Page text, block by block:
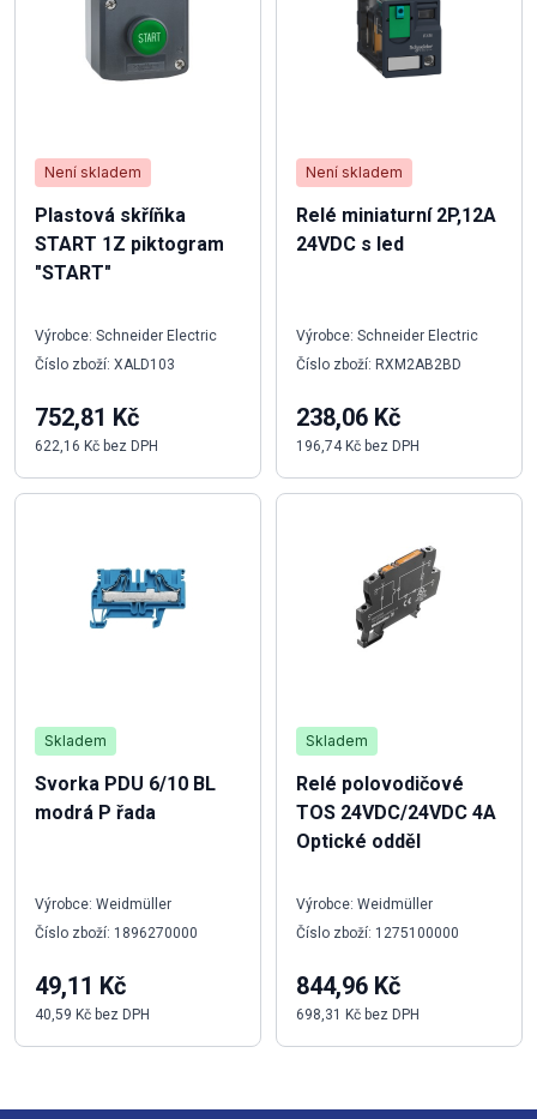
Není skladem
Plastová skříňka
START 1Z piktogram
"START"
Výrobce: Schneider Electric
Číslo zboží: XALD103
752,81 Kč
622,16 Kč bez DPH
Skladem
Svorka PDU 6/10 BL
modrá P řada
Výrobce: Weidmüller
Číslo zboží: 1896270000
49,11 Kč
40,59 Kč bez DPH
Není skladem
Relé miniaturní 2P,12A
24VDC s led
Výrobce: Schneider Electric
Číslo zboží: RXM2AB2BD
238,06 Kč
196,74 Kč bez DPH
Skladem
Relé polovodičové
TOS 24VDC/24VDC 4A
Optické odděl
Výrobce: Weidmüller
Číslo zboží: 1275100000
844,96 Kč
698,31 Kč bez DPH